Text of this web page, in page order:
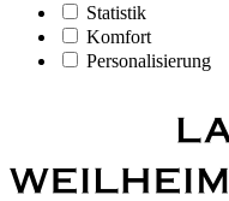
Statistik
Komfort
Personalisierung